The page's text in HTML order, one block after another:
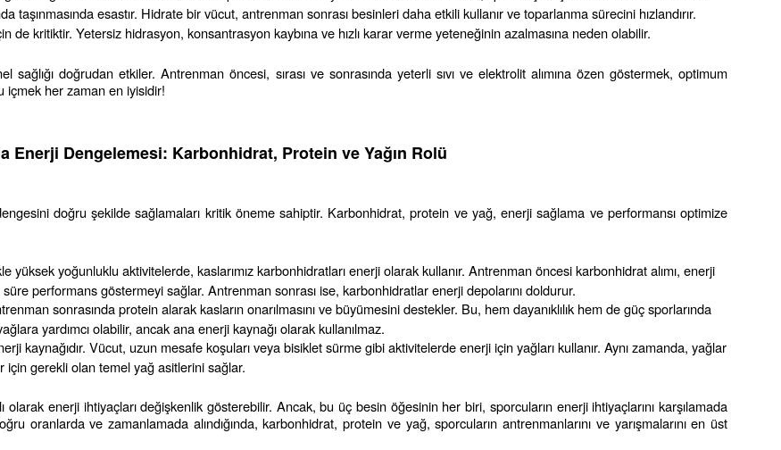
taşınmasında esastır. Hidrate bir vücut, antrenman sonrası besinleri daha etkili kullanır ve toparlanma sürecini hızlandırır.
de kritiktir. Yetersiz hidrasyon, konsantrasyon kaybına ve hızlı karar verme yeteneğinin azalmasına neden olabilir.
doğrudan etkiler. Antrenman öncesi, sırası ve sonrasında yeterli sıvı ve elektrolit alımına özen göstermek, optimum
içmek her zaman en iyisidir!
Enerji Dengelemesi: Karbonhidrat, Protein ve Yağın Rolü
doğru şekilde sağlamaları kritik öneme sahiptir. Karbonhidrat, protein ve yağ, enerji sağlama ve performansı optimize
yüksek yoğunluklu aktivitelerde, kaslarımız karbonhidratları enerji olarak kullanır. Antrenman öncesi karbonhidrat alımı, enerji
performans göstermeyi sağlar. Antrenman sonrası ise, karbonhidratlar enerji depolarını doldurur.
sonrasında protein alarak kasların onarılmasını ve büyümesini destekler. Bu, hem dayanıklılık hem de güç sporlarında
yardımcı olabilir, ancak ana enerji kaynağı olarak kullanılmaz.
kaynağıdır. Vücut, uzun mesafe koşuları veya bisiklet sürme gibi aktivitelerde enerji için yağları kullanır. Aynı zamanda, yağlar
gerekli olan temel yağ asitlerini sağlar.
enerji ihtiyaçları değişkenlik gösterebilir. Ancak, bu üç besin öğesinin her biri, sporcuların enerji ihtiyaçlarını karşılamada
oranlarda ve zamanlamada alındığında, karbonhidrat, protein ve yağ, sporcuların antrenmanlarını ve yarışmalarını en üst